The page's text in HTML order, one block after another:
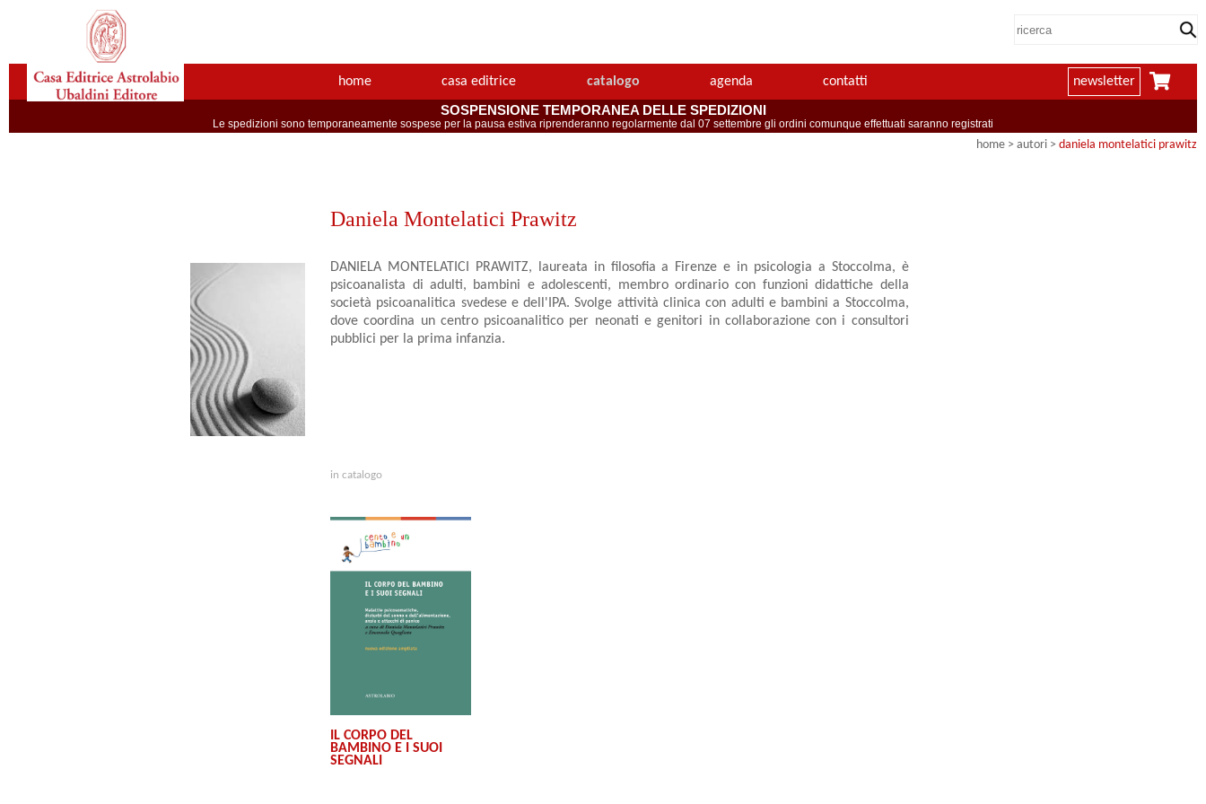
home casa editrice catalogo agenda contatti newsletter
SOSPENSIONE TEMPORANEA DELLE SPEDIZIONI
Le spedizioni sono temporaneamente sospese per la pausa estiva riprenderanno regolarmente dal 07 settembre gli ordini comunque effettuati saranno registrati
home > autori > daniela montelatici prawitz
Daniela Montelatici Prawitz
DANIELA MONTELATICI PRAWITZ, laureata in filosofia a Firenze e in psicologia a Stoccolma, è
psicoanalista di adulti, bambini e adolescenti, membro ordinario con funzioni didattiche della
società psicoanalitica svedese e dell'IPA. Svolge attività clinica con adulti e bambini a Stoccolma,
dove coordina un centro psicoanalitico per neonati e genitori in collaborazione con i consultori
pubblici per la prima infanzia.
in catalogo
IL CORPO DEL
BAMBINO E I SUOI
SEGNALI